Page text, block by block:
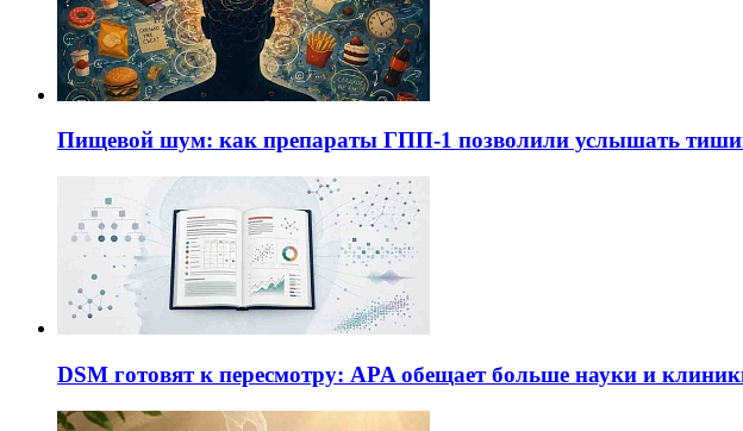
Пищевой шум: как препараты ГПП-1 позволили услышать
DSM готовят к пересмотру: APA обещает больше науки и